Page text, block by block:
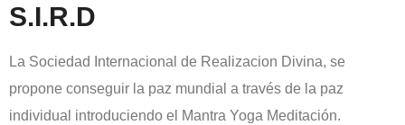
S.I.R.D
La Sociedad Internacional de Realizacion Divina, se
propone conseguir la paz mundial a través de la paz
individual introduciendo el Mantra Yoga Meditación.